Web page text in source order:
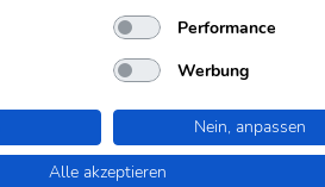
Performance
Werbung
Nein, anpassen
Alle akzeptieren